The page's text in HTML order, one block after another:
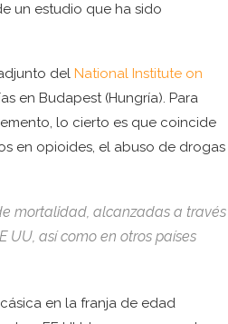
un estudio que ha sido
del National Institute on
en Budapest (Hungría). Para
lo cierto es que coincide
en opioides, el abuso de drogas
mortalidad, alcanzadas a través
así como en otros países
en la franja de edad